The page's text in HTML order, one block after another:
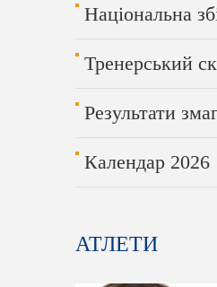
Національна
Тренерський
Результати
Календар 2026
АТЛЕТИ